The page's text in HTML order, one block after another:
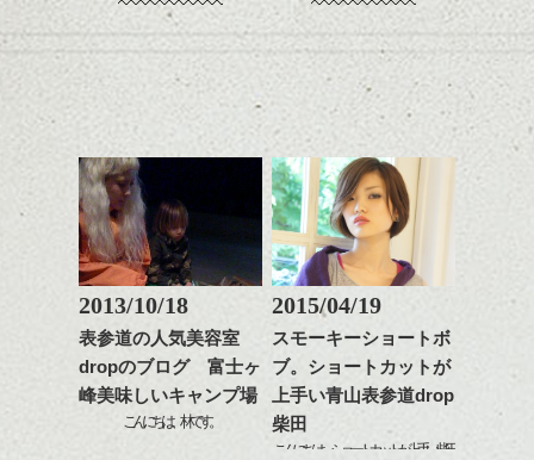
ンジの事、髪質に合った
お手入れ方法等、
是非なんでもご相談して
お待ちしております。
シバタ
単になりますよ。
さり気ない程度にハイラ
イトをいれるのもおすす
スタイリングも簡単で、
ワックスとオイル、バー
ム等の質感を調整しやす
いものを全体になじませ
ながら
整えるだけですよ。
ンジの事等
是非なんでもご相談して
下さい。
お待ちしております
これからのスタイルチェ
ンジ、似合うカラーリン
グの事やお手入れ方法な
是非なんでもご相談して
シバタ
SENというモデルからイメージをつくりま
した。
モヒカンと角刈りをあわせたような感じで
ジの1番大きい写真を新しく更新しました！
↓
↑(スマートホォン版）
イメージは春の暖かい日差しです⁈写真はdrop
のボス（伊藤氏の作品）に
ソコン版とスマートフォン版で
サイズ感と見え方が違うので2種類作りまし
た。パソコンが苦手で四苦八苦しています
が、
なるべくまめに変えていきますので、ちょ
っと気にして見てください！
2013/10/18
表参道の人気美容室
dropのブログ 富士ヶ
峰美味しいキャンプ場
こんにちは、林です。
2015/04/19
スモーキーショートボ
ブ。ショートカットが
上手い青山表参道drop
柴田
こんにちは、ショートカットが上手い柴田